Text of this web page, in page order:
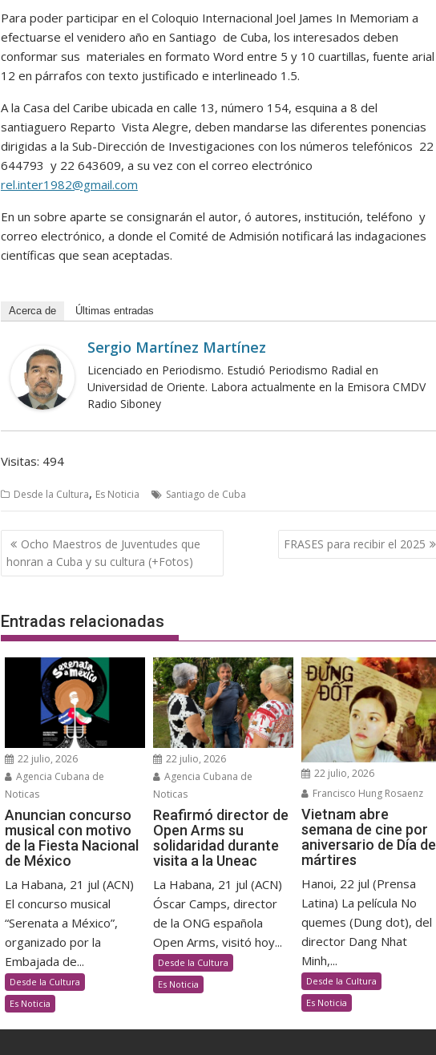
Para poder participar en el Coloquio Internacional Joel James In Memoriam a
efectuarse el venidero año en Santiago de Cuba, los interesados deben
conformar sus materiales en formato Word entre 5 y 10 cuartillas, fuente arial
12 en párrafos con texto justificado e interlineado 1.5.
A la Casa del Caribe ubicada en calle 13, número 154, esquina a 8 del
santiaguero Reparto Vista Alegre, deben mandarse las diferentes ponencias
dirigidas a la Sub-Dirección de Investigaciones con los números telefónicos 22
644793 y 22 643609, a su vez con el correo electrónico
rel.inter1982@gmail.com
En un sobre aparte se consignarán el autor, ó autores, institución, teléfono y
correo electrónico, a donde el Comité de Admisión notificará las indagaciones
científicas que sean aceptadas.
Acerca de Últimas entradas
Sergio Martínez Martínez
Licenciado en Periodismo. Estudió Periodismo Radial en
Universidad de Oriente. Labora actualmente en la Emisora CMDV
Radio Siboney
Visitas: 494
Desde la Cultura, Es Noticia Santiago de Cuba
Navegación
de
entradas
Ocho Maestros de Juventudes que
honran a Cuba y su cultura (+Fotos)
FRASES para recibir el 2025
Entradas relacionadas
22 julio, 2026
Agencia Cubana de
Noticas
Anuncian concurso
musical con motivo
de la Fiesta Nacional
de México
La Habana, 21 jul (ACN)
El concurso musical
“Serenata a México”,
organizado por la
Embajada de...
Desde la Cultura
Es Noticia
22 julio, 2026
Agencia Cubana de
Noticas
Reafirmó director de
Open Arms su
solidaridad durante
visita a la Uneac
La Habana, 21 jul (ACN)
Óscar Camps, director
de la ONG española
Open Arms, visitó hoy...
Desde la Cultura
Es Noticia
22 julio, 2026
Francisco Hung Rosaenz
Vietnam abre
semana de cine por
aniversario de Día de
mártires
Hanoi, 22 jul (Prensa
Latina) La película No
quemes (Dung dot), del
director Dang Nhat
Minh,...
Desde la Cultura
Es Noticia